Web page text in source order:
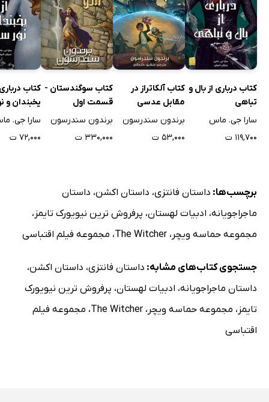
کتاب درباری از بال و
تباهی
سارا جی. ماس
۱۱۹,۷۰۰ ت
کتاب آلکاتراز در
مقابل عدسی
شکسته
برندون سندرسون
۵۳,۰۰۰ ت
کتاب سوگندستان -
قسمت اول
برندون سندرسون
۳۳۰,۰۰۰ ت
کتاب
یخبندان و
سارا جی.
۷۲,۰۰۰ ت
برچسب‌ها: داستان فانتزی، داستان اکشن، داستان
ماجراجویانه، ادبیات لهستان، پرفروش ترین نیویورک تایمز ،
مجموعه حماسه ویچر ، The Witcher، مجموعه فیلم اقتباسی
جستجوی کتاب‌های مشابه: داستان فانتزی، داستان اکشن،
داستان ماجراجویانه، ادبیات لهستان، پرفروش ترین نیویورک
تایمز ، مجموعه حماسه ویچر ، The Witcher، مجموعه فیلم
اقتباسی